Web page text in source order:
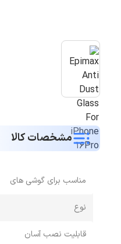
مشخصات کالا
مناسب برای گوشی های
نوع
قابلیت نصب آسان